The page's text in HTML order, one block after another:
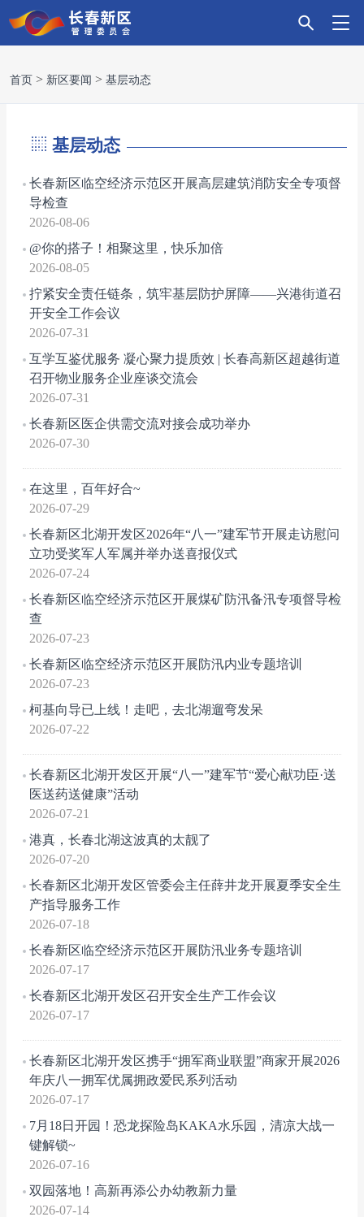
首 新
闻
政 主
首页 新区要闻 基层动态
基层动态
长春新区临空经济示范区开展高层建筑消防安全专项督
导检查
2026-08-06
@你的搭子！相聚这里，快乐加倍
2026-08-05
拧紧安全责任链条，筑牢基层防护屏障——兴港街道召
开安全工作会议
2026-07-31
互学互鉴优服务 凝心聚力提质效 | 长春高新区超越街道
召开物业服务企业座谈交流会
2026-07-31
长春新区医企供需交流对接会成功举办
2026-07-30
在这里，百年好合~
2026-07-29
长春新区北湖开发区2026年“八一”建军节开展走访慰问
立功受奖军人军属并举办送喜报仪式
2026-07-24
长春新区临空经济示范区开展煤矿防汛备汛专项督导检
查
2026-07-23
长春新区临空经济示范区开展防汛内业专题培训
2026-07-23
柯基向导已上线！走吧，去北湖遛弯发呆
2026-07-22
长春新区北湖开发区开展“八一”建军节“爱心献功臣·送
医送药送健康”活动
2026-07-21
港真，长春北湖这波真的太靓了
2026-07-20
长春新区北湖开发区管委会主任薛井龙开展夏季安全生
产指导服务工作
2026-07-18
长春新区临空经济示范区开展防汛业务专题培训
2026-07-17
长春新区北湖开发区召开安全生产工作会议
2026-07-17
长春新区北湖开发区携手“拥军商业联盟”商家开展2026
年庆八一拥军优属拥政爱民系列活动
2026-07-17
7月18日开园！恐龙探险岛KAKA水乐园，清凉大战一
键解锁~
2026-07-16
双园落地！高新再添公办幼教新力量
2026-07-14